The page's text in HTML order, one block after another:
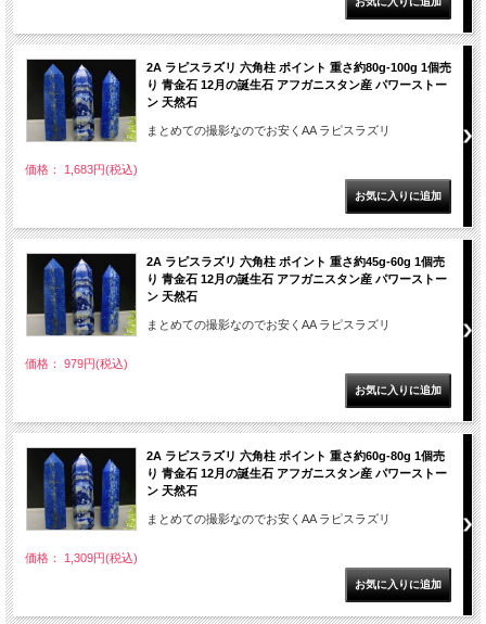
2A ラピスラズリ 六角柱 ポイント 重さ約80g-100g 1個売
り 青金石 12月の誕生石 アフガニスタン産 パワーストー
ン 天然石
まとめての撮影なのでお安くAA ラピスラズリ
価格： 1,683円(税込)
2A ラピスラズリ 六角柱 ポイント 重さ約45g-60g 1個売
り 青金石 12月の誕生石 アフガニスタン産 パワーストー
ン 天然石
まとめての撮影なのでお安くAA ラピスラズリ
価格： 979円(税込)
2A ラピスラズリ 六角柱 ポイント 重さ約60g-80g 1個売
り 青金石 12月の誕生石 アフガニスタン産 パワーストー
ン 天然石
まとめての撮影なのでお安くAA ラピスラズリ
価格： 1,309円(税込)